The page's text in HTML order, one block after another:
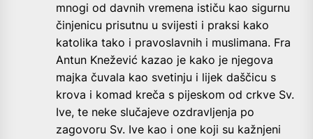
mnogi od davnih vremena ističu kao sigurnu
činjenicu prisutnu u svijesti i praksi kako
katolika tako i pravoslavnih i muslimana. Fra
Antun Knežević kazao je kako je njegova
majka čuvala kao svetinju i lijek daščicu s
krova i komad kreča s pijeskom od crkve Sv.
Ive, te neke slučajeve ozdravljenja po
zagovoru Sv. Ive kao i one koji su kažnjeni